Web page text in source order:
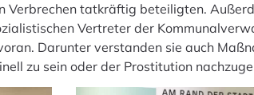
Verbrechen tatkräftig beteiligten.
Vertreter der
Darunter verstanden sie auch
zu sein oder der Prostitution